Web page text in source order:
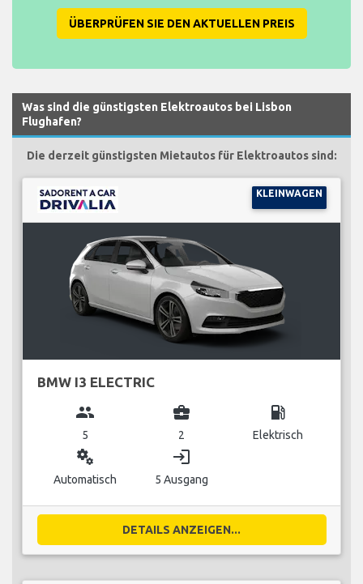
ÜBERPRÜFEN SIE DEN AKTUELLEN PREIS
Was sind die günstigsten Elektroautos bei Lisbon
Flughafen?
Die derzeit günstigsten Mietautos für Elektroautos sind:
KLEINWAGEN
BMW I3 ELECTRIC
group
5
business_center
2
local_gas_station
Elektrisch
miscellaneous_services
Automatisch
login
5 Ausgang
DETAILS ANZEIGEN...